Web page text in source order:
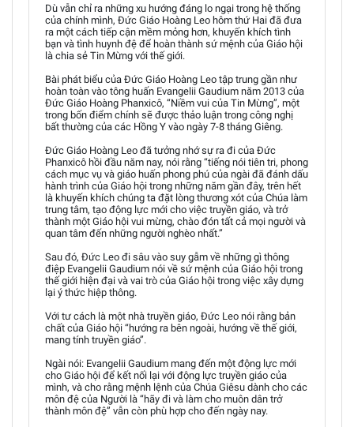
Dù vẫn chỉ ra những xu hướng đáng lo ngại trong hệ thống
của chính mình, Đức Giáo Hoàng Leo hôm thứ Hai đã đưa
ra một cách tiếp cận mềm mỏng hơn, khuyến khích tình
bạn và tình huynh đệ để hoàn thành sứ mệnh của Giáo hội
là chia sẻ Tin Mừng với thế giới.
Bài phát biểu của Đức Giáo Hoàng Leo tập trung gần như
hoàn toàn vào tông huấn Evangelii Gaudium năm 2013 của
Đức Giáo Hoàng Phanxicô, “Niềm vui của Tin Mừng”, một
trong bốn điểm chính sẽ được thảo luận trong công nghị
bất thường của các Hồng Y vào ngày 7-8 tháng Giêng.
Đức Giáo Hoàng Leo đã tưởng nhớ sự ra đi của Đức
Phanxicô hồi đầu năm nay, nói rằng “tiếng nói tiên tri, phong
cách mục vụ và giáo huấn phong phú của ngài đã đánh dấu
hành trình của Giáo hội trong những năm gần đây, trên hết
là khuyến khích chúng ta đặt lòng thương xót của Chúa làm
trung tâm, tạo động lực mới cho việc truyền giáo, và trở
thành một Giáo hội vui mừng, chào đón tất cả mọi người và
quan tâm đến những người nghèo nhất.”
Sau đó, Đức Leo đi sâu vào suy gẫm về những gì thông
điệp Evangelii Gaudium nói về sứ mệnh của Giáo hội trong
thế giới hiện đại và vai trò của Giáo hội trong việc xây dựng
lại ý thức hiệp thông.
Với tư cách là một nhà truyền giáo, Đức Leo nói rằng bản
chất của Giáo hội “hướng ra bên ngoài, hướng về thế giới,
mang tính truyền giáo”.
Ngài nói: Evangelii Gaudium mang đến một động lực mới
cho Giáo hội để kết nối lại với động lực truyền giáo của
mình, và cho rằng mệnh lệnh của Chúa Giêsu dành cho các
môn đệ của Người là “hãy đi và làm cho muôn dân trở
thành môn đệ” vẫn còn phù hợp cho đến ngày nay.